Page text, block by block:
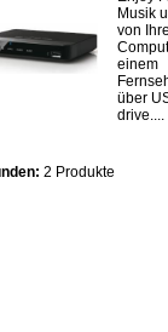
Musik
von
einem
über
drive....
2 Produkte